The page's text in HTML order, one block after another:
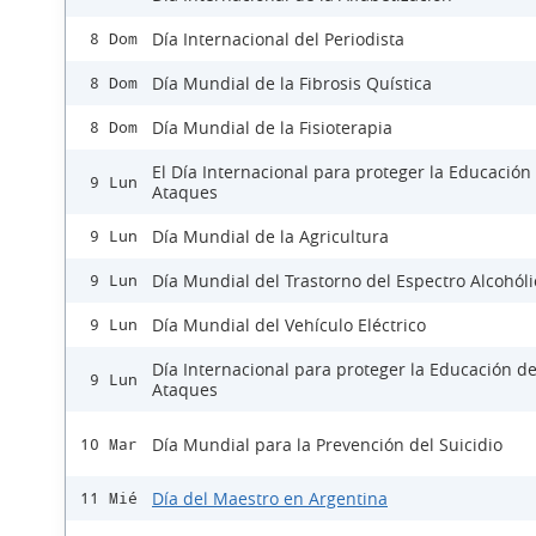
8 Dom Día Internacional del Periodista
8 Dom Día Mundial de la Fibrosis Quística
8 Dom Día Mundial de la Fisioterapia
9 Lun
El Día Internacional para proteger la Educación
Ataques
9 Lun Día Mundial de la Agricultura
9 Lun Día Mundial del Trastorno del Espectro
9 Lun Día Mundial del Vehículo Eléctrico
9 Lun
Día Internacional para proteger la Educación de
Ataques
10 Mar Día Mundial para la Prevención del Suicidio
11 Mié Día del Maestro en Argentina